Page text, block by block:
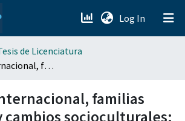
Log In (current)
de Licenciatura
Migración internacional, familias migrantes y cambios socioculturales: El caso de los niños de San Mateo Ozolco, Puebla
familias
cambios socioculturales: